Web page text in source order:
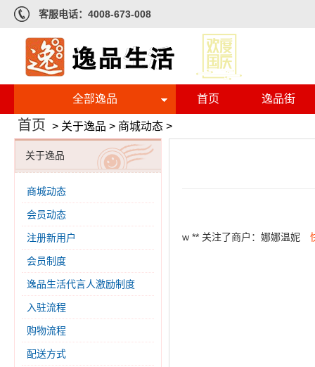
客服电话：4008-673-008
全部逸品 首页 逸品街
首页 > 关于逸品 > 商城动态 >
关于逸品
商城动态
会员动态
注册新用户
会员制度
逸品生活代言人激励制度
入驻流程
购物流程
配送方式
w ** 关注了商户：娜娜温妮